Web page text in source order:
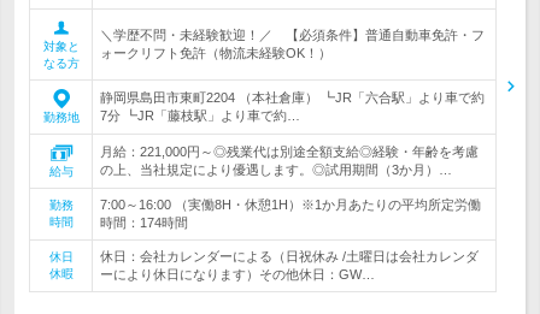
対象と
なる方
＼学歴不問・未経験歓迎！／ 【必須条件】普通自動車免許・フ
ォークリフト免許（物流未経験OK！）
勤務地
静岡県島田市東町2204 （本社倉庫） ┗JR「六合駅」より車で約
7分 ┗JR「藤枝駅」より車で約…
給与
月給：221,000円～◎残業代は別途全額支給◎経験・年齢を考慮
の上、当社規定により優遇します。◎試用期間（3か月）…
勤務
時間
7:00～16:00 （実働8H・休憩1H）※1か月あたりの平均所定労働
時間：174時間
休日
休暇
休日：会社カレンダーによる（日祝休み /土曜日は会社カレンダ
ーにより休日になります）その他休日：GW…